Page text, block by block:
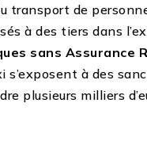
transport de
à des tiers dans
sans Assurance
s’exposent à des
plusieurs milliers